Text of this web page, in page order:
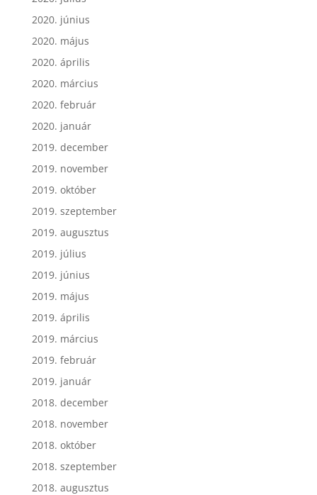
2020. június
2020. május
2020. április
2020. március
2020. február
2020. január
2019. december
2019. november
2019. október
2019. szeptember
2019. augusztus
2019. július
2019. június
2019. május
2019. április
2019. március
2019. február
2019. január
2018. december
2018. november
2018. október
2018. szeptember
2018. augusztus